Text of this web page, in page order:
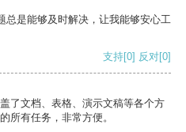
总是能够及时解决，让我能够安心工
支持[0] 反对[0]
了文档、表格、演示文稿等各个方
所有任务，非常方便。